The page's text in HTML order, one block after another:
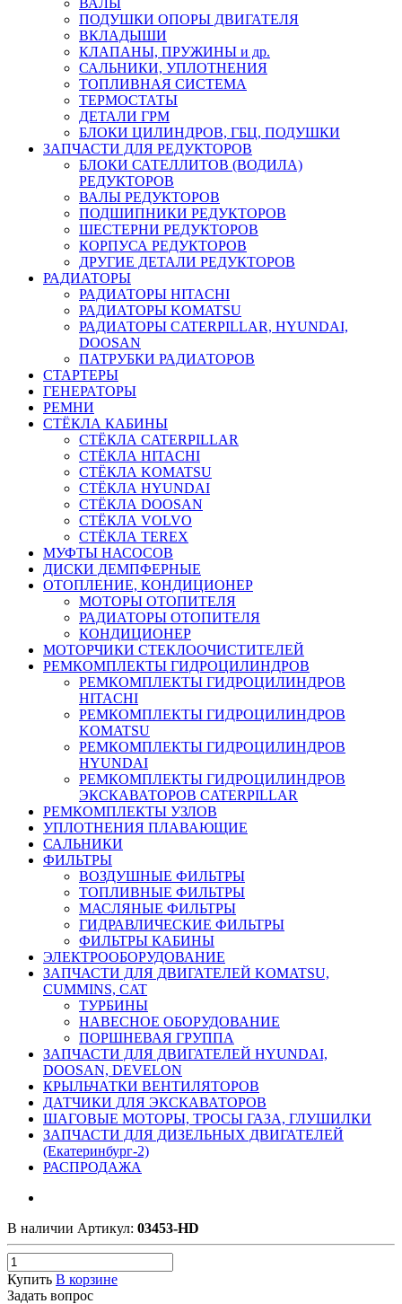
ПОДУШКИ ОПОРЫ ДВИГАТЕЛЯ
ВКЛАДЫШИ
КЛАПАНЫ, ПРУЖИНЫ и др.
САЛЬНИКИ, УПЛОТНЕНИЯ
ТОПЛИВНАЯ СИСТЕМА
ТЕРМОСТАТЫ
ДЕТАЛИ ГРМ
БЛОКИ ЦИЛИНДРОВ, ГБЦ, ПОДУШКИ
ЗАПЧАСТИ ДЛЯ РЕДУКТОРОВ
БЛОКИ САТЕЛЛИТОВ (ВОДИЛА)
РЕДУКТОРОВ
ВАЛЫ РЕДУКТОРОВ
ПОДШИПНИКИ РЕДУКТОРОВ
ШЕСТЕРНИ РЕДУКТОРОВ
КОРПУСА РЕДУКТОРОВ
ДРУГИЕ ДЕТАЛИ РЕДУКТОРОВ
РАДИАТОРЫ
РАДИАТОРЫ HITACHI
РАДИАТОРЫ KOMATSU
РАДИАТОРЫ CATERPILLAR, HYUNDAI,
DOOSAN
ПАТРУБКИ РАДИАТОРОВ
СТАРТЕРЫ
ГЕНЕРАТОРЫ
РЕМНИ
СТЁКЛА КАБИНЫ
СТЁКЛА CATERPILLAR
СТЁКЛА HITACHI
СТЁКЛА KOMATSU
СТЁКЛА HYUNDAI
СТЁКЛА DOOSAN
СТЁКЛА VOLVO
СТЁКЛА TEREX
МУФТЫ НАСОСОВ
ДИСКИ ДЕМПФЕРНЫЕ
ОТОПЛЕНИЕ, КОНДИЦИОНЕР
МОТОРЫ ОТОПИТЕЛЯ
РАДИАТОРЫ ОТОПИТЕЛЯ
КОНДИЦИОНЕР
МОТОРЧИКИ СТЕКЛООЧИСТИТЕЛЕЙ
РЕМКОМПЛЕКТЫ ГИДРОЦИЛИНДРОВ
РЕМКОМПЛЕКТЫ ГИДРОЦИЛИНДРОВ
HITACHI
РЕМКОМПЛЕКТЫ ГИДРОЦИЛИНДРОВ
KOMATSU
РЕМКОМПЛЕКТЫ ГИДРОЦИЛИНДРОВ
HYUNDAI
РЕМКОМПЛЕКТЫ ГИДРОЦИЛИНДРОВ
ЭКСКАВАТОРОВ CATERPILLAR
РЕМКОМПЛЕКТЫ УЗЛОВ
УПЛОТНЕНИЯ ПЛАВАЮЩИЕ
САЛЬНИКИ
ФИЛЬТРЫ
ВОЗДУШНЫЕ ФИЛЬТРЫ
ТОПЛИВНЫЕ ФИЛЬТРЫ
МАСЛЯНЫЕ ФИЛЬТРЫ
ГИДРАВЛИЧЕСКИЕ ФИЛЬТРЫ
ФИЛЬТРЫ КАБИНЫ
ЭЛЕКТРООБОРУДОВАНИЕ
ЗАПЧАСТИ ДЛЯ ДВИГАТЕЛЕЙ KOMATSU,
CUMMINS, CAT
ТУРБИНЫ
НАВЕСНОЕ ОБОРУДОВАНИЕ
ПОРШНЕВАЯ ГРУППА
ЗАПЧАСТИ ДЛЯ ДВИГАТЕЛЕЙ HYUNDAI,
DOOSAN, DEVELON
КРЫЛЬЧАТКИ ВЕНТИЛЯТОРОВ
ДАТЧИКИ ДЛЯ ЭКСКАВАТОРОВ
ШАГОВЫЕ МОТОРЫ, ТРОСЫ ГАЗА, ГЛУШИЛКИ
ЗАПЧАСТИ ДЛЯ ДИЗЕЛЬНЫХ ДВИГАТЕЛЕЙ
(Екатеринбург-2)
РАСПРОДАЖА
В наличии Артикул: 03453-HD
Купить В корзине
Задать вопрос